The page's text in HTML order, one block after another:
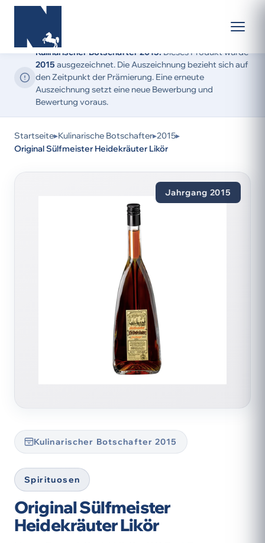
Kulinarischer Botschafter 2015:Dieses Produkt wurde
2015 ausgezeichnet. Die Auszeichnung bezieht sich auf
den Zeitpunkt der Prämierung. Eine erneute
Auszeichnung setzt eine neue Bewerbung und
Bewertung voraus.
Startseite▸Kulinarische Botschafter▸2015▸
Original Sülfmeister Heidekräuter Likör
Jahrgang 2015
Kulinarischer Botschafter 2015
Spirituosen
Original Sülfmeister
Heidekräuter Likör